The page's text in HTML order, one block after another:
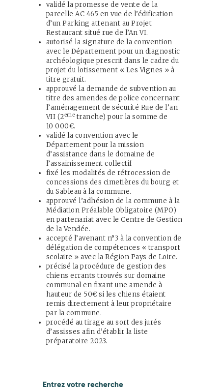
validé la promesse de vente de la
parcelle AC 465 en vue de l’édification
d’un Parking attenant au Projet
Restaurant situé rue de l’An VI.
autorisé la signature de la convention
avec le Département pour un diagnostic
archéologique prescrit dans le cadre du
projet du lotissement « Les Vignes » à
titre gratuit.
approuvé la demande de subvention au
titre des amendes de police concernant
l’aménagement de sécurité Rue de l’an
VII (2eme tranche) pour la somme de
10 000€.
validé la convention avec le
Département pour la mission
d’assistance dans le domaine de
l’assainissement collectif
fixé les modalités de rétrocession de
concessions des cimetières du bourg et
du Sableau à la commune.
approuvé l’adhésion de la commune à la
Médiation Préalable Obligatoire (MPO)
en partenariat avec le Centre de Gestion
de la Vendée.
accepté l’avenant n°3 à la convention de
délégation de compétences « transport
scolaire » avec la Région Pays de Loire.
précisé la procédure de gestion des
chiens errants trouvés sur domaine
communal en fixant une amende à
hauteur de 50€ si les chiens étaient
remis directement à leur propriétaire
par la commune.
procédé au tirage au sort des jurés
d’assisses afin d’établir la liste
préparatoire 2023.
Entrez votre recherche